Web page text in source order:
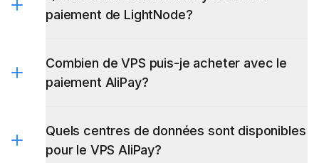
paiement de LightNode?
Combien de VPS puis-je acheter avec le
paiement AliPay?
Quels centres de données sont disponibles
pour le VPS AliPay?